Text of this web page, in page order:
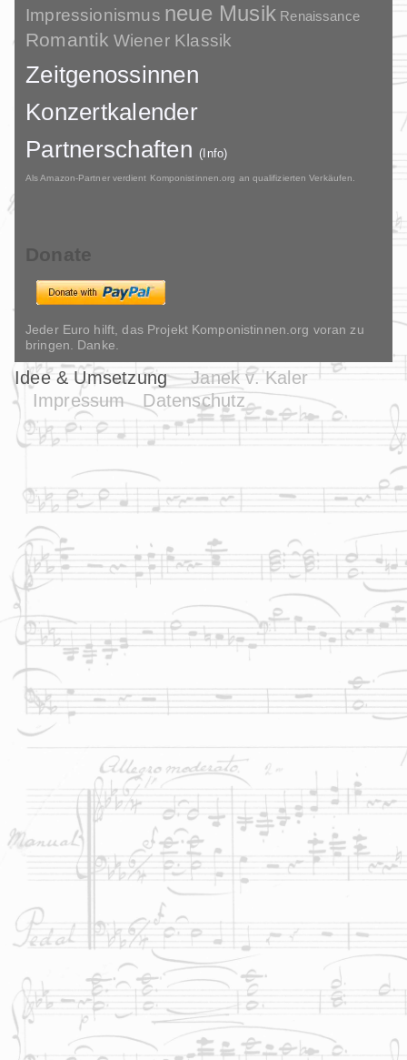
Impressionismus neue Musik Renaissance
Romantik Wiener Klassik
Zeitgenossinnen
Konzertkalender
Partnerschaften(Info)
Als Amazon-Partner verdient Komponistinnen.org an qualifizierten Verkäufen.
Donate
Jeder Euro hilft, das Projekt Komponistinnen.org voran zu
bringen. Danke.
Idee & Umsetzung
Janek v. Kaler
Impressum
Datenschutz